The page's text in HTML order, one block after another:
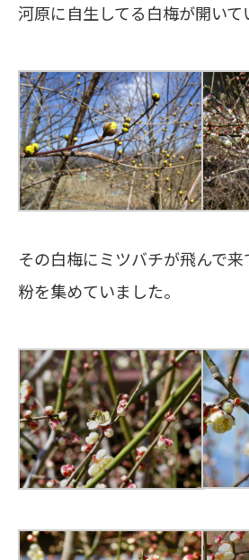
河原に自生してる白梅が開いて
その白梅にミツバチが飛んで
粉を集めていました。